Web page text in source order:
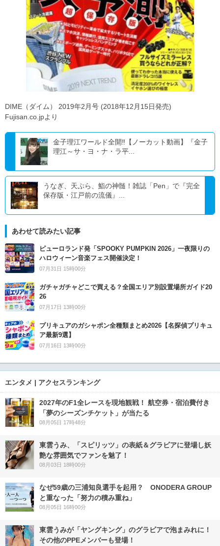
DIME（ダイム） 2019年2月号 (2018年12月15日発売)
Fujisan.co.jpより
金子理江ワールド全開‼【ノーカット動画】『金子
理江～サ・ヨ・ナ・ラ平...
うなぎ、天ぷら、鮨の神髄！雑誌「Pen」で『完全
保存版・江戸前の流儀』...
あわせて読みたい記事
ピューロランド発「SPOOKY PUMPKIN 2026」一夜限りの
ハロウィーン音楽フェス開催決定！
07月31日 15時00分
ガチャガチャどこで買える？全国エリア別設置場所ガイド20
26
07月17日 13時00分
プリキュアのガシャポン全種類まとめ2026【名探偵プリキュ
ア最新9選】
07月16日 13時00分
エンタメ | アクセスランキング
2027年のF1全レースを現地観戦！ 航空券・宿泊費付き
「夢のシーズンチケット」が当たる
08月05日 17時48分
東雲うみ、「スピリッツ」の表紙＆グラビアに登場し妖
艶な雰囲気でファンを魅了！
08月03日 18時00分
なぜ59歳の三浦知良選手を起用？ ONODERA GROUP
と重なった「努力の積み重ね」
08月05日 16時00分
東雲うみが「ヤングキング」のグラビアで泡まみれに！
その他のPPEメンバーも登場！